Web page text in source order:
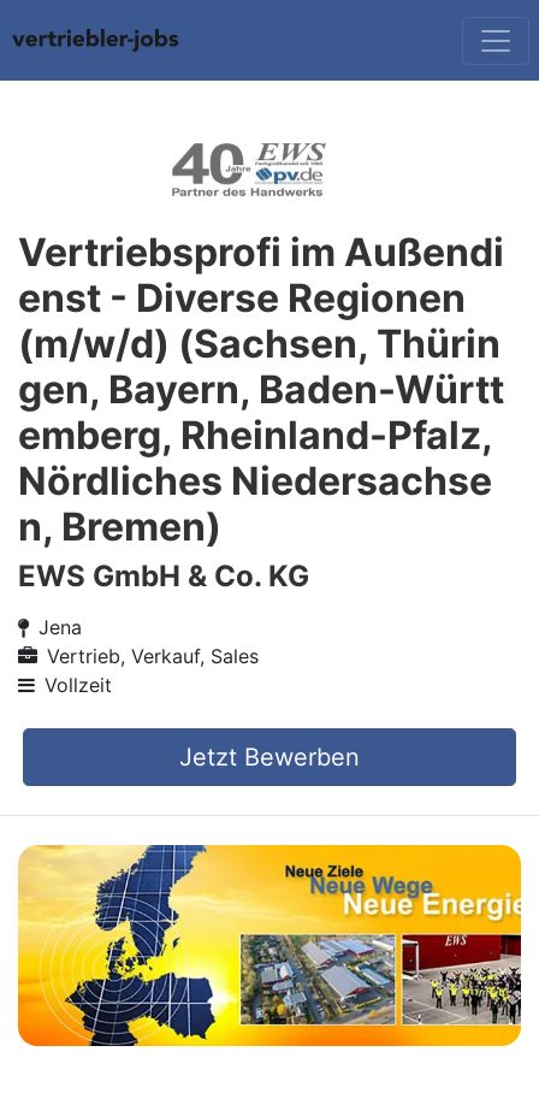
Vertriebsprofi im Außendi
enst - Diverse Regionen
(m/w/d) (Sachsen, Thürin
gen, Bayern, Baden-Württ
emberg, Rheinland-Pfalz,
Nördliches Niedersachse
n, Bremen)
EWS GmbH & Co. KG
Jena
Vertrieb, Verkauf, Sales
Vollzeit
Jetzt Bewerben